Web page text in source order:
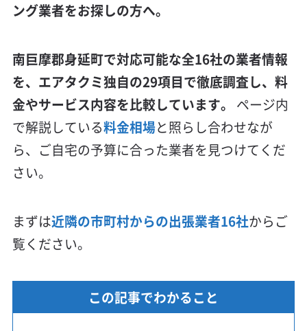
ング業者をお探しの方へ。
南巨摩郡身延町で対応可能な全16社の業者情報
を、エアタクミ独自の29項目で徹底調査し、料
金やサービス内容を比較しています。
ページ内
で解説している料金相場と照らし合わせなが
ら、ご自宅の予算に合った業者を見つけてくだ
さい。
まずは近隣の市町村からの出張業者16社からご
覧ください。
この記事でわかること